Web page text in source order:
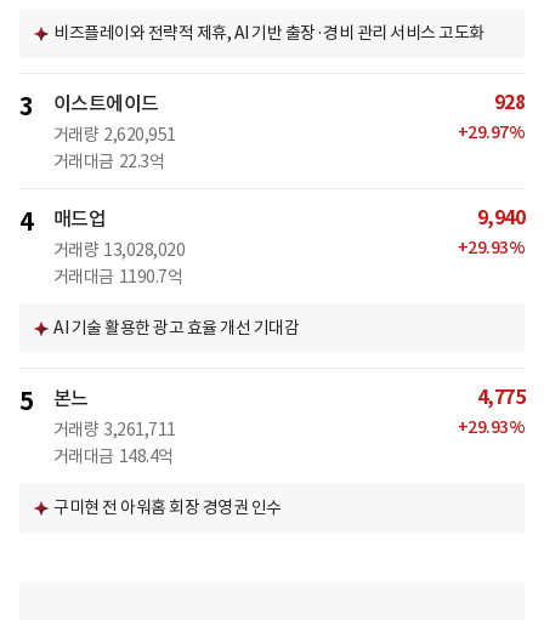
비즈플레이와 전략적 제휴, AI 기반 출장·경비 관리 서비스 고도화
3 이스트에이드
거래량 2,620,951
거래대금 22.3억
928
+29.97%
4 매드업
거래량 13,028,020
거래대금 1190.7억
9,940
+29.93%
AI 기술 활용한 광고 효율 개선 기대감
5 본느
거래량 3,261,711
거래대금 148.4억
4,775
+29.93%
구미현 전 아워홈 회장 경영권 인수